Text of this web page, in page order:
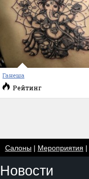
Ганеша
Рейтинг
Салоны| Мероприятия |
Новости